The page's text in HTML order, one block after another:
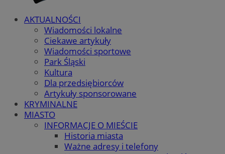
AKTUALNOŚCI
Wiadomości lokalne
Ciekawe artykuły
Wiadomości sportowe
Park Śląski
Kultura
Dla przedsiębiorców
Artykuły sponsorowane
KRYMINALNE
MIASTO
INFORMACJE O MIEŚCIE
Historia miasta
Ważne adresy i telefony